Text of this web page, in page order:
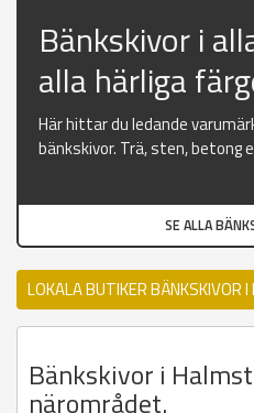
Bänkskivor i
alla härliga
Här hittar du ledande
bänkskivor. Trä, sten, betong
SE ALLA
LOKALA BUTIKER BÄNKSKIVOR
Bänkskivor i
närområdet.